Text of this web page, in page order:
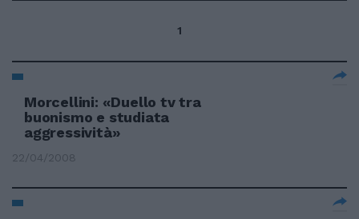
1
Morcellini: «Duello tv tra
buonismo e studiata
aggressività»
22/04/2008